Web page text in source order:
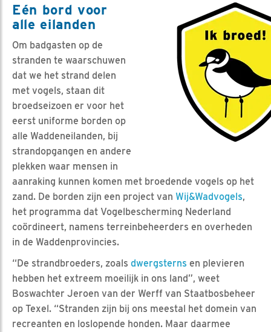
Eén bord voor
alle eilanden
Om badgasten op de
stranden te waarschuwen
dat we het strand delen
met vogels, staan dit
broedseizoen er voor het
eerst uniforme borden op
alle Waddeneilanden, bij
strandopgangen en andere
plekken waar mensen in
aanraking kunnen komen met broedende vogels op het
zand. De borden zijn een project van Wij&Wadvogels,
het programma dat Vogelbescherming Nederland
coördineert, namens terreinbeheerders en overheden
in de Waddenprovincies.
“De strandbroeders, zoals dwergsterns en plevieren
hebben het extreem moeilijk in ons land”, weet
Boswachter Jeroen van der Werff van Staatbosbeheer
op Texel. “Stranden zijn bij ons meestal het domein van
recreanten en loslopende honden. Maar daarmee